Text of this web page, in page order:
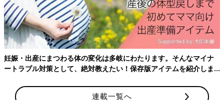
[わぐり]
2018年4月に息子を出産し、育休 中の34歳。
「ハハのつぶやき」Twitter(@ninputweet)
Instagram(@ninputweet)で、妊娠中から現在の育児中までのイ
ラストを、ほぼ毎日更新しています。
妊娠・出産にまつわる体の変化は多岐にわたります。そんなマイナ
ートラブル対策として、絶対教えたい！保存版アイテムを紹介しま
連載一覧へ